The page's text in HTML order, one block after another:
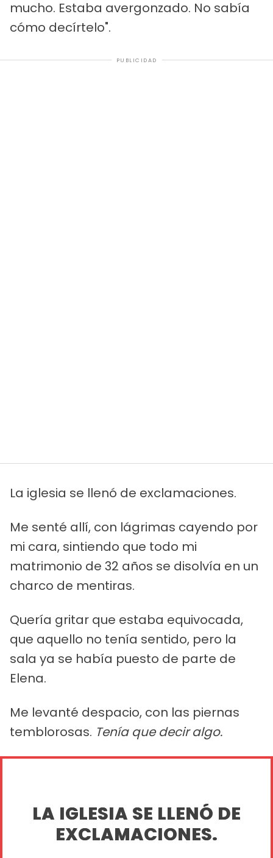
mucho. Estaba avergonzado. No sabía
cómo decírtelo".
PUBLICIDAD
La iglesia se llenó de exclamaciones.
Me senté allí, con lágrimas cayendo por
mi cara, sintiendo que todo mi
matrimonio de 32 años se disolvía en un
charco de mentiras.
Quería gritar que estaba equivocada,
que aquello no tenía sentido, pero la
sala ya se había puesto de parte de
Elena.
Me levanté despacio, con las piernas
temblorosas. Tenía que decir algo.
LA IGLESIA SE LLENÓ DE
EXCLAMACIONES.